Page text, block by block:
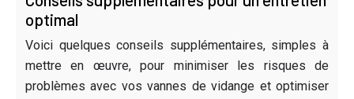
optimal
Voici quelques conseils supplémentaires, simples à
mettre en œuvre, pour minimiser les risques de
problèmes avec vos vannes de vidange et optimiser